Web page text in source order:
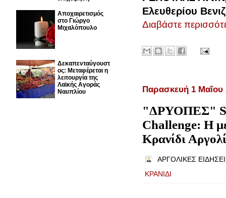
Ελευθερίου
Διαβάστε
Παρασκευή 1 Μαΐου
"ΔΡΥΟΠΕΣ"
Challenge: Η
Κρανίδι
ΑΡΓΟΛΙΚΕΣ
ΚΡΑΝΙΔΙ
Αποχαιρετισμός
στο Γιώργο
Μιχαλόπουλο
Δεκαπενταύγουστ
ος: Μεταφέρεται η
λειτουργία της
Λαϊκής Αγοράς
Ναυπλίου